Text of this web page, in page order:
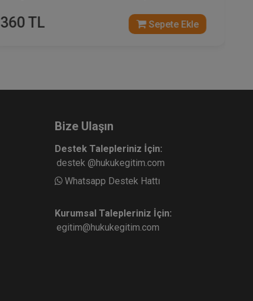
360 TL Sepete Ekle
Bize Ulaşın
Destek Talepleriniz İçin:
destek @hukukegitim.com
Whatsapp Destek Hattı
Kurumsal Talepleriniz İçin:
egitim@hukukegitim.com